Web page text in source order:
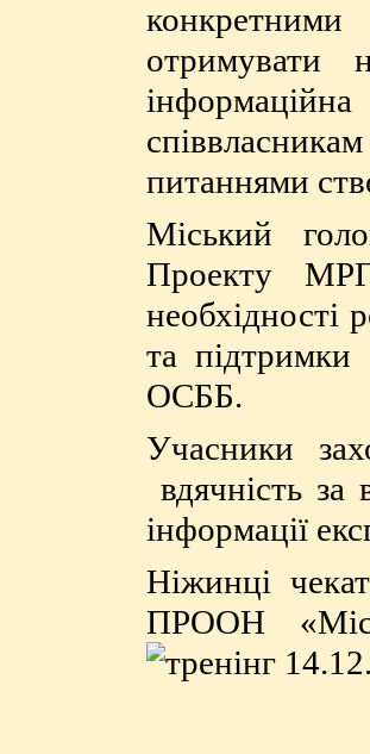
отримувати
питаннями
Міський
Проекту
та підтримки
ОСББ.
Учасники
вдячність
інформації
Ніжинці
ПРООН